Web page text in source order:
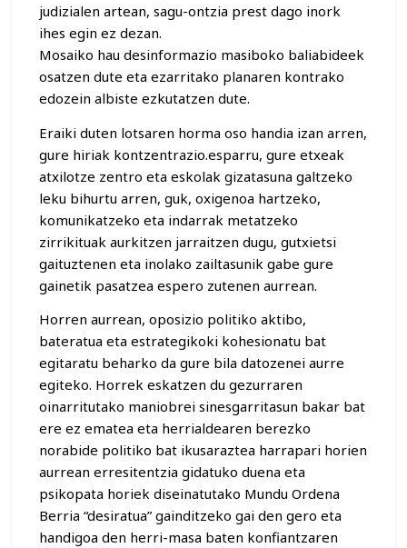
judizialen artean, sagu-ontzia prest dago inork
ihes egin ez dezan.
Mosaiko hau desinformazio masiboko baliabideek
osatzen dute eta ezarritako planaren kontrako
edozein albiste ezkutatzen dute.
Eraiki duten lotsaren horma oso handia izan arren,
gure hiriak kontzentrazio.esparru, gure etxeak
atxilotze zentro eta eskolak gizatasuna galtzeko
leku bihurtu arren, guk, oxigenoa hartzeko,
komunikatzeko eta indarrak metatzeko
zirrikituak aurkitzen jarraitzen dugu, gutxietsi
gaituztenen eta inolako zailtasunik gabe gure
gainetik pasatzea espero zutenen aurrean.
Horren aurrean, oposizio politiko aktibo,
bateratua eta estrategikoki kohesionatu bat
egitaratu beharko da gure bila datozenei aurre
egiteko. Horrek eskatzen du gezurraren
oinarritutako maniobrei sinesgarritasun bakar bat
ere ez ematea eta herrialdearen berezko
norabide politiko bat ikusaraztea harrapari horien
aurrean erresitentzia gidatuko duena eta
psikopata horiek diseinatutako Mundu Ordena
Berria “desiratua” gainditzeko gai den gero eta
handigoa den herri-masa baten konfiantzaren